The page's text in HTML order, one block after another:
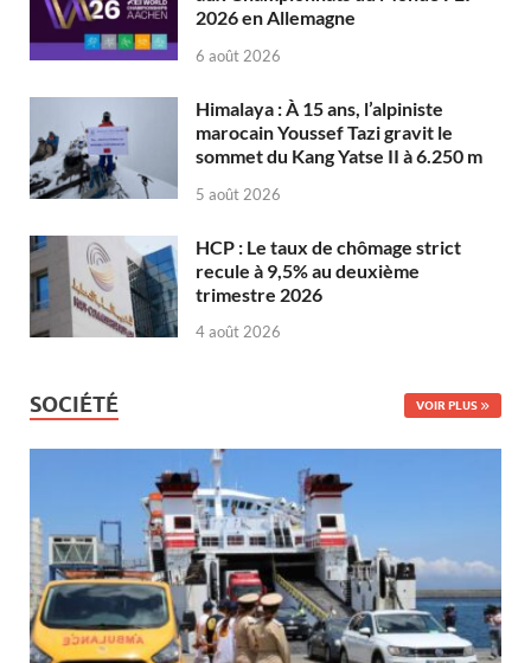
2026 en Allemagne
6 août 2026
Himalaya : À 15 ans, l’alpiniste
marocain Youssef Tazi gravit le
sommet du Kang Yatse II à 6.250 m
5 août 2026
HCP : Le taux de chômage strict
recule à 9,5% au deuxième
trimestre 2026
4 août 2026
SOCIÉTÉ VOIR PLUS